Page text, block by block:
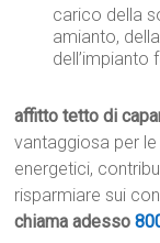
carico della
amianto,
affitto tetto di
vantaggiosa per
energetici,
risparmiare sui
chiama adesso